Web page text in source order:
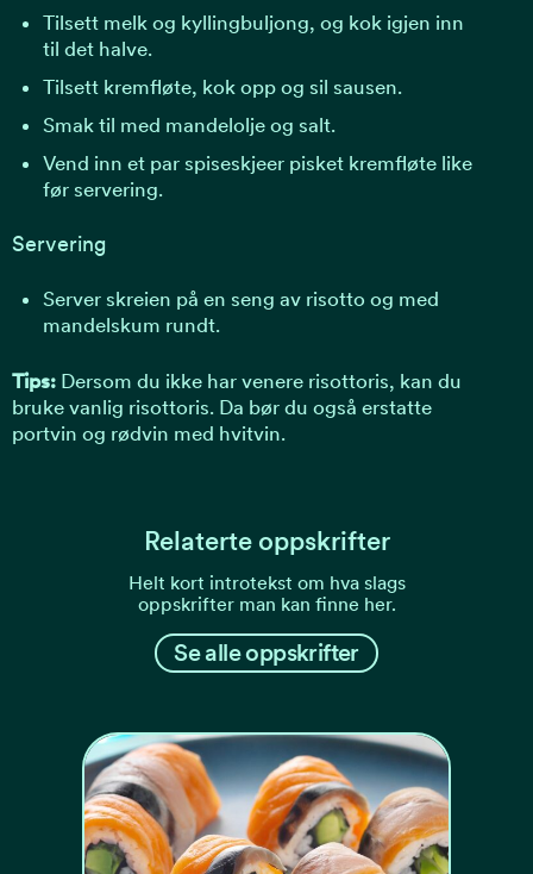
Tilsett melk og kyllingbuljong, og kok igjen inn
til det halve.
Tilsett kremfløte, kok opp og sil sausen.
Smak til med mandelolje og salt.
Vend inn et par spiseskjeer pisket kremfløte like
før servering.
Servering
Server skreien på en seng av risotto og med
mandelskum rundt.
Tips: Dersom du ikke har venere risottoris, kan du
bruke vanlig risottoris. Da bør du også erstatte
portvin og rødvin med hvitvin.
Relaterte oppskrifter
Helt kort introtekst om hva slags
oppskrifter man kan finne her.
Se alle oppskrifter